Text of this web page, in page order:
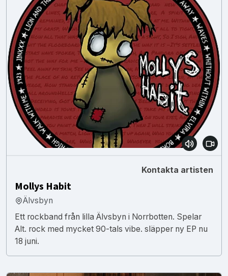
Kontakta artisten
Mollys Habit
Älvsbyn
Ett rockband från lilla Älvsbyn i Norrbotten. Spelar
Alt. rock med mycket 90-tals vibe. släpper ny EP nu
18 juni.